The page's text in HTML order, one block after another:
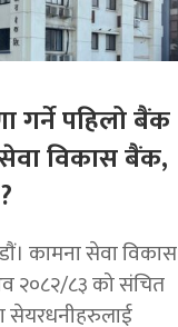
गर्ने पहिलो बैंक
विकास बैंक,
कामना सेवा विकास
२०८२/८३ को संचित
सेयरधनीहरुलाई